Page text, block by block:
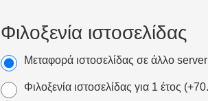
Φιλοξενία ιστοσελίδας
Μεταφορά ιστοσελίδας σε άλλο
Φιλοξενία ιστοσελίδας για 1 έτος (+